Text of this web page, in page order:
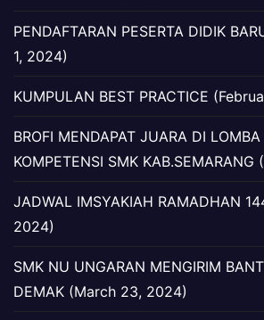
PENDAFTARAN PESERTA DIDIK
1, 2024)
KUMPULAN BEST PRACTICE
BROFI MENDAPAT JUARA DI
KOMPETENSI SMK
JADWAL IMSYAKIAH RAMADHAN
2024)
SMK NU UNGARAN MENGIRIM
DEMAK (March 23, 2024)